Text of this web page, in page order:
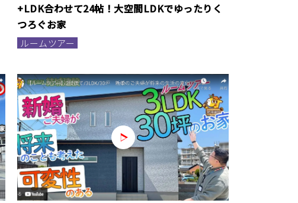
+LDK合わせて24帖！大空間LDKでゆったりく
つろぐお家
ルームツアー